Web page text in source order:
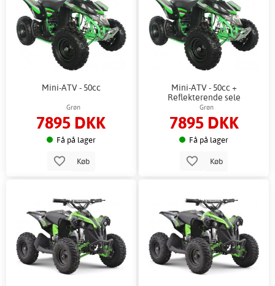
Mini-ATV - 50cc
Grøn
7895 DKK
Få på lager
Køb
Mini-ATV - 50cc +
Reflekterende sele
Grøn
7895 DKK
Få på lager
Køb